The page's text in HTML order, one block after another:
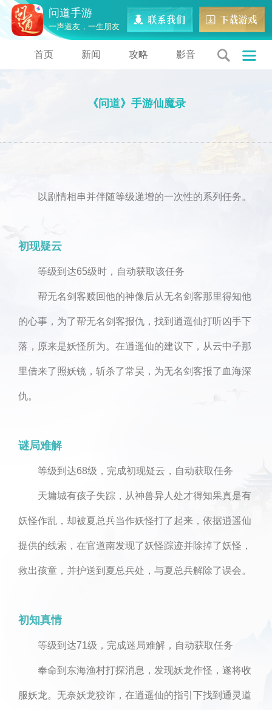
问道手游
一声道友，一生朋友
首页 新闻 攻略 影音
《问道》手游仙魔录
以剧情相串并伴随等级递增的一次性的系列任务。
初现疑云
等级到达65级时，自动获取该任务
帮无名剑客赎回他的神像后从无名剑客那里得知他
的心事，为了帮无名剑客报仇，找到逍遥仙打听凶手下
落，原来是妖怪所为。在逍遥仙的建议下，从云中子那
里借来了照妖镜，斩杀了常昊，为无名剑客报了血海深
仇。
谜局难解
等级到达68级，完成初现疑云，自动获取任务
天墉城有孩子失踪，从神兽异人处才得知果真是有
妖怪作乱，却被夏总兵当作妖怪打了起来，依据逍遥仙
提供的线索，在官道南发现了妖怪踪迹并除掉了妖怪，
救出孩童，并护送到夏总兵处，与夏总兵解除了误会。
初知真情
等级到达71级，完成迷局难解，自动获取任务
奉命到东海渔村打探消息，发现妖龙作怪，遂将收
服妖龙。无奈妖龙狡诈，在逍遥仙的指引下找到通灵道